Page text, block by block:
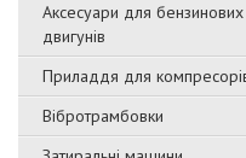
Аксесуари для бензинових
двигунів
Приладдя для
Вібротрамбовки